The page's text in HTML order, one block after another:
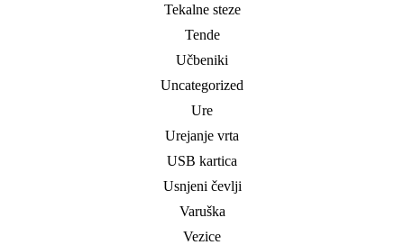
Tekalne steze
Tende
Učbeniki
Uncategorized
Ure
Urejanje vrta
USB kartica
Usnjeni čevlji
Varuška
Vezice